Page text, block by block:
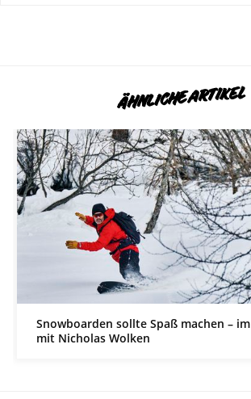
ÄHNLICHE ARTIKEL
Snowboarden sollte Spaß machen –
mit Nicholas Wolken